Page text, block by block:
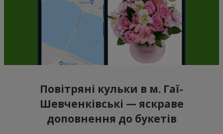
Повітряні кульки в м. Гаї-
Шевченківські — яскраве
доповнення до букетів